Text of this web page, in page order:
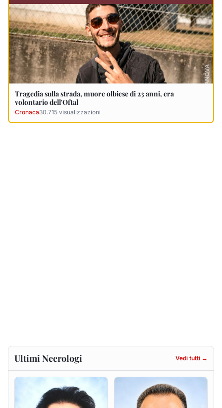
Francesca Anna Pirina
ved. Pileri
6 agosto 2026
Massimo Ricciu
6 agosto 2026